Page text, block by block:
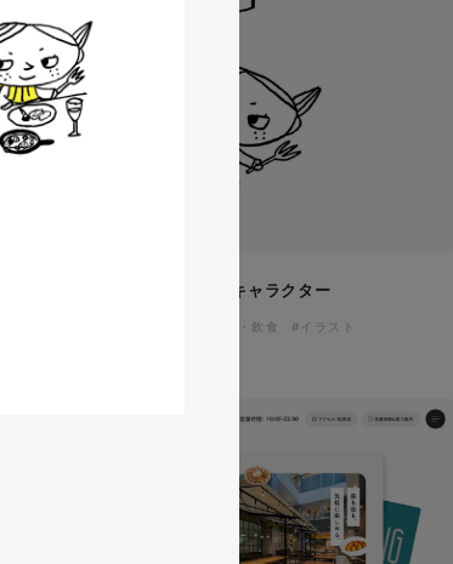
イタヤマチバル様 イメージキャラクター
#食品・飲食 #イラスト